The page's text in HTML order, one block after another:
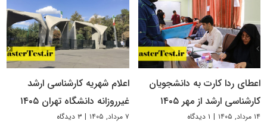
اعطای ردا کارت به دانشجویان
کارشناسی ارشد از مهر ۱۴۰۵
۱۴ مرداد, ۱۴۰۵ | ۱ دیدگاه
اعلام شهریه کارشناسی ارشد
غیرروزانه دانشگاه تهران ۱۴۰۵
۷ مرداد, ۱۴۰۵ | ۳ دیدگاه